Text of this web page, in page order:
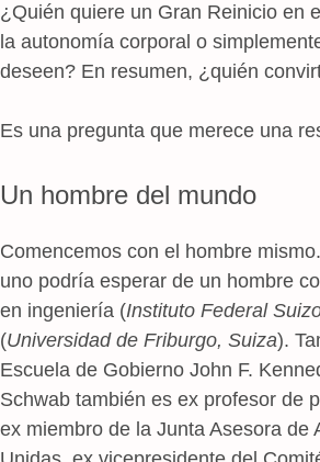
¿Quién quiere un Gran Reinicio en
la autonomía corporal o
deseen? En resumen, ¿quién
Es una pregunta que merece una
Un hombre del mundo
Comencemos con el hombre
uno podría esperar de un hombre
en ingeniería (Instituto Federal
(Universidad de Friburgo, Suiza).
Escuela de Gobierno John F.
Schwab también es ex profesor de
ex miembro de la Junta Asesora